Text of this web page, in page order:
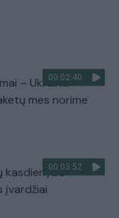
00:02:40
– Ukrainai
mes norime
00:03:52
kasdienybė –
įvardžiai